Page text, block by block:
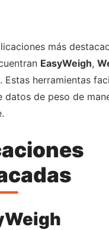
más
EasyWeigh,
. Estas herramientas
datos de peso de